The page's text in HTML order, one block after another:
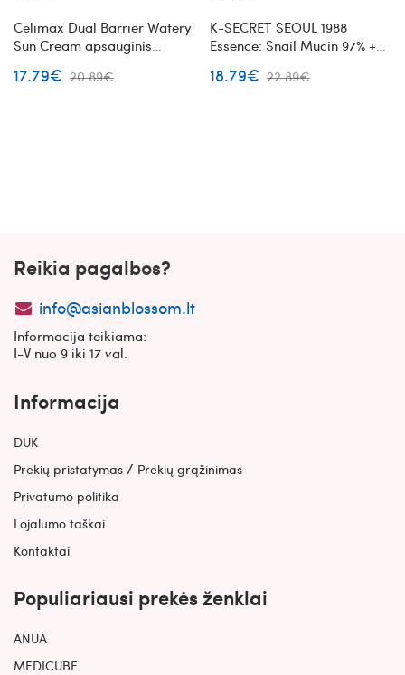
Celimax Dual Barrier Watery
Sun Cream apsauginis
17.79€ 20.89€
K-SECRET SEOUL 1988
Essence: Snail Mucin 97% +
mucinu
18.79€ 22.89€
Reikia pagalbos?
info@asianblossom.lt
Informacija teikiama:
I-V nuo 9 iki 17 val.
Informacija
DUK
Prekių pristatymas / Prekių grąžinimas
Privatumo politika
Lojalumo taškai
Kontaktai
Populiariausi prekės ženklai
ANUA
MEDICUBE